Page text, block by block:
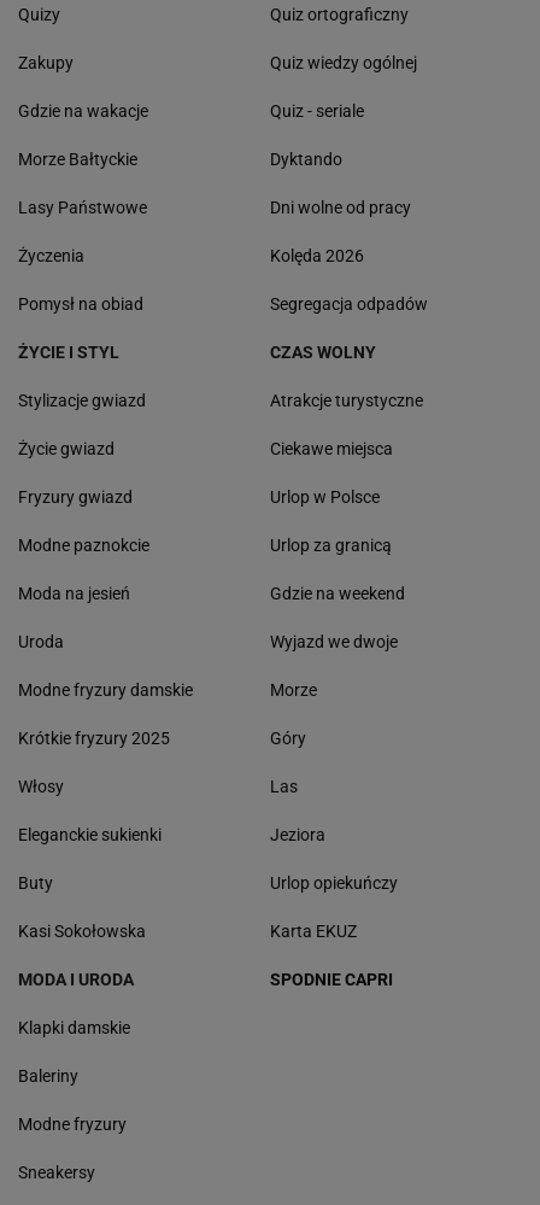
Quizy
Zakupy
Gdzie na wakacje
Morze Bałtyckie
Lasy Państwowe
Życzenia
Pomysł na obiad
Quiz ortograficzny
Quiz wiedzy ogólnej
Quiz - seriale
Dyktando
Dni wolne od pracy
Kolęda 2026
Segregacja odpadów
ŻYCIE I STYL
Stylizacje gwiazd
Życie gwiazd
Fryzury gwiazd
Modne paznokcie
Moda na jesień
Uroda
Modne fryzury damskie
Krótkie fryzury 2025
Włosy
Eleganckie sukienki
Buty
Kasi Sokołowska
CZAS WOLNY
Atrakcje turystyczne
Ciekawe miejsca
Urlop w Polsce
Urlop za granicą
Gdzie na weekend
Wyjazd we dwoje
Morze
Góry
Las
Jeziora
Urlop opiekuńczy
Karta EKUZ
MODA I URODA
Klapki damskie
Baleriny
Modne fryzury
Sneakersy
SPODNIE CAPRI